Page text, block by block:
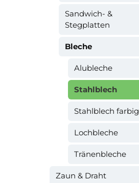
Sandwich- &
Stegplatten
Bleche
Alubleche
Stahlblech
Stahlblech farbig
Lochbleche
Tränenbleche
Zaun & Draht